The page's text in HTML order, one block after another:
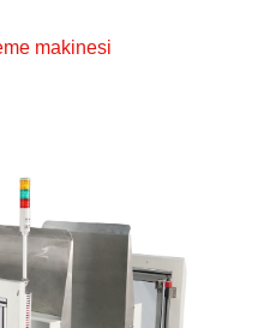
makinesi